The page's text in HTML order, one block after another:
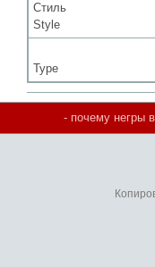
Стиль
Style
Type
- почему негры